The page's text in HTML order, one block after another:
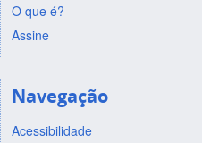
O que é?
Assine
Navegação
Acessibilidade